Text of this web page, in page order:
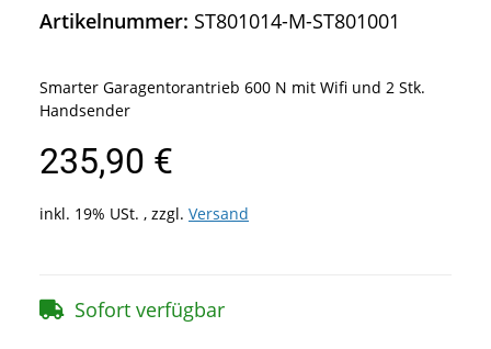
Artikelnummer: ST801014-M-ST801001
Smarter Garagentorantrieb 600 N mit Wifi und 2 Stk.
Handsender
235,90 €
inkl. 19% USt. , zzgl. Versand
Sofort verfügbar